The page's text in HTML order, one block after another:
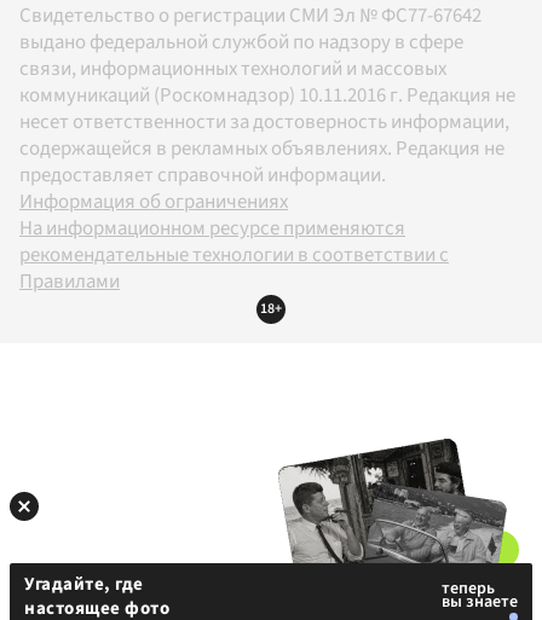
Свидетельство о регистрации СМИ Эл № ФС77-67642
выдано федеральной службой по надзору в сфере
связи, информационных технологий и массовых
коммуникаций (Роскомнадзор) 10.11.2016 г. Редакция не
несет ответственности за достоверность информации,
содержащейся в рекламных объявлениях. Редакция не
предоставляет справочной информации.
Информация об ограничениях
На информационном ресурсе применяются
рекомендательные технологии в соответствии с
Правилами
18+
Угадайте, где
настоящее фото